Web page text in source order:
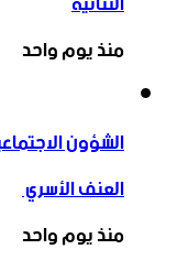
منذ يوم واحد
الشؤون
العنف الأسري ‏
منذ يوم واحد